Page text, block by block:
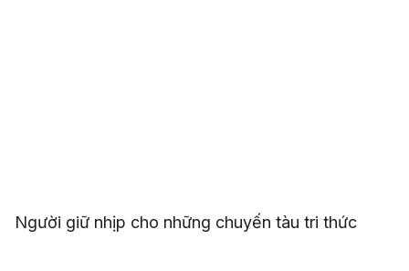
Người giữ nhịp cho những chuyến tàu tri thức